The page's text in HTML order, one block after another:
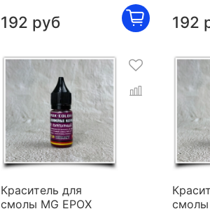
192 руб 192
Краситель для
смолы MG EPOX
смолы